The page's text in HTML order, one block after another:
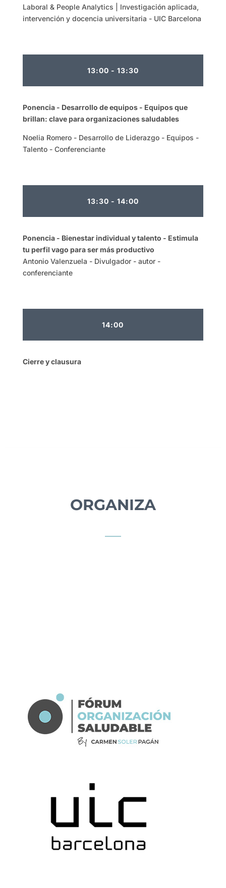
Laboral & People Analytics | Investigación aplicada,
intervención y docencia universitaria - UIC Barcelona
13:00 - 13:30
Ponencia - Desarrollo de equipos - Equipos que
brillan: clave para organizaciones saludables
Noelia Romero - Desarrollo de Liderazgo - Equipos -
Talento - Conferenciante
13:30 - 14:00
Ponencia - Bienestar individual y talento - Estimula
tu perfil vago para ser más productivo
Antonio Valenzuela - Divulgador - autor -
conferenciante
14:00
Cierre y clausura
ORGANIZA